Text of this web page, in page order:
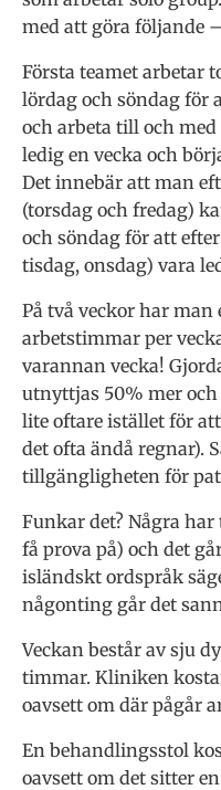
med att göra följande
Första teamet arbetar
lördag och söndag för
och arbeta till och
ledig en vecka och
Det innebär att man
(torsdag och fredag)
och söndag för att
tisdag, onsdag) vara
På två veckor har
arbetstimmar per
varannan vecka!
utnyttjas 50% mer
lite oftare istället för
det ofta ändå regnar).
tillgängligheten för
Funkar det? Några
få prova på) och det
isländskt ordspråk
någonting går det
Veckan består av sju
timmar. Kliniken
oavsett om där pågår
En behandlingsstol
oavsett om det sitter